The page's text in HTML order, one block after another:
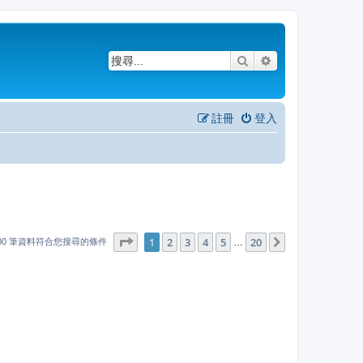
搜尋
登入
註冊
筆資料符合您搜尋的條件 1 頁 (共 20頁)
1 2 3 4 5 20